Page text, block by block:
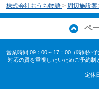
株式会社おうち物語 > 周辺施設案
ペ
営業時間:09：00～17：00（時間外
対応の質を重視したいためご予約
定休